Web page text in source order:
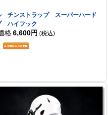
チンストラップ スーパーハード
ハイフック
格 6,600円 (税込)